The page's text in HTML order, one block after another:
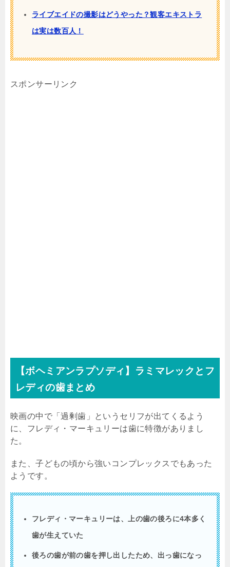
ライブエイドの撮影はどうやった？観客エキストラ
は実は数百人！
スポンサーリンク
【ボヘミアンラプソディ】ラミマレックとフ
レディの歯まとめ
映画の中で「過剰歯」というセリフが出てくるよう
に、フレディ・マーキュリーは歯に特徴がありまし
た。
また、子どもの頃から強いコンプレックスでもあった
ようです。
フレディ・マーキュリーは、上の歯の後ろに4本多く
歯が生えていた
後ろの歯が前の歯を押し出したため、出っ歯になっ